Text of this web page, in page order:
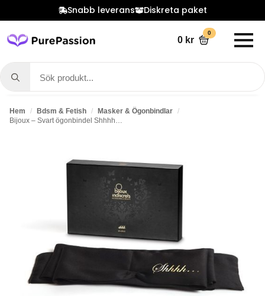
Snabb leverans Diskreta paket
0 kr
0
Search
for:
Hem Bdsm & Fetish
Masker & Ögonbindlar
Bijoux – Svart ögonbindel Shhhh…